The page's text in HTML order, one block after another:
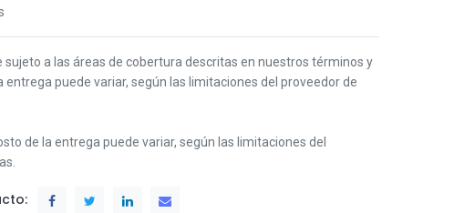
sujeto a las áreas de cobertura descritas en nuestros términos y
entrega puede variar, según las limitaciones del proveedor de
de la entrega puede variar, según las limitaciones del